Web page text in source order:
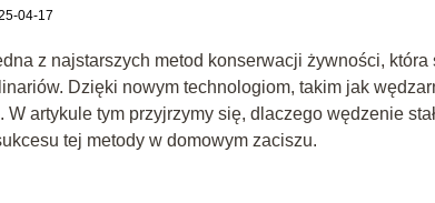
04-17
z najstarszych metod konserwacji żywności,
Dzięki nowym technologiom, takim jak
W artykule tym przyjrzymy się, dlaczego wędzenie
tej metody w domowym zaciszu.